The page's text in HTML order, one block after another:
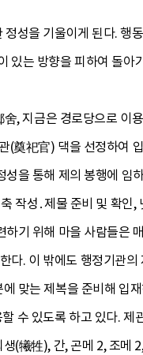
성을 기울이게 된다.
있는 방향을 피하여 돌
, 지금은 경로당으로 이
(奠祀官) 댁을 선정하여
을 통해 제의 봉행에
작성․제물 준비 및 확인
기 위해 마을 사람들은
다. 이 밖에도 행정기관
맞는 제복을 준비해 입
수 있도록 하고 있다. 제
(犧牲), 간, 곤메 2, 조메